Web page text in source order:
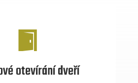
otevírání dveří